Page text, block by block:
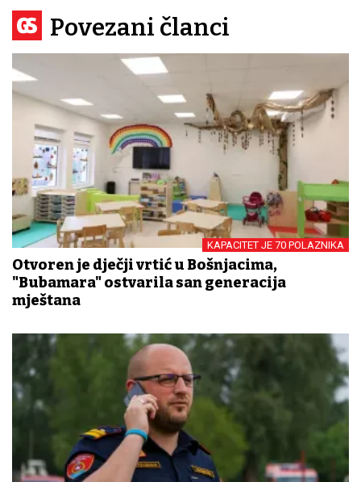
Povezani članci
KAPACITET JE 70 POLAZNIKA
Otvoren je dječji vrtić u Bošnjacima,
"Bubamara" ostvarila san generacija
mještana